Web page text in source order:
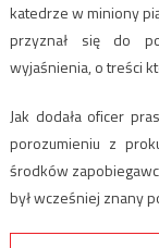
katedrze w miniony
przyznał się do
wyjaśnienia, o treści
Jak dodała oficer
porozumieniu z
środków
był wcześniej znany